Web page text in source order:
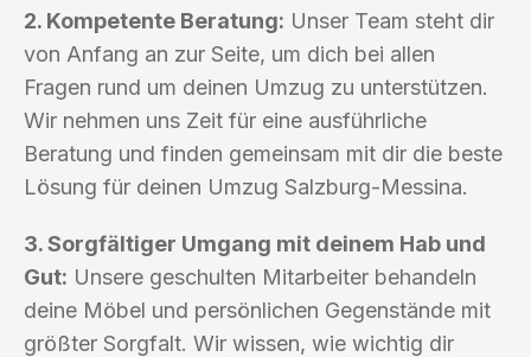
2. Kompetente Beratung: Unser Team steht dir
von Anfang an zur Seite, um dich bei allen
Fragen rund um deinen Umzug zu unterstützen.
Wir nehmen uns Zeit für eine ausführliche
Beratung und finden gemeinsam mit dir die beste
Lösung für deinen Umzug Salzburg-Messina.
3. Sorgfältiger Umgang mit deinem Hab und
Gut: Unsere geschulten Mitarbeiter behandeln
deine Möbel und persönlichen Gegenstände mit
größter Sorgfalt. Wir wissen, wie wichtig dir